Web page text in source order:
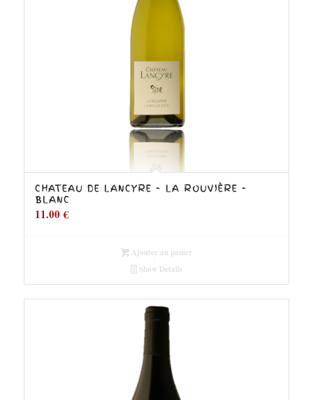
CHATEAU DE LANCYRE – LA ROUVIÈRE –
BLANC
11.00€
Ajouter au panier
Show Details